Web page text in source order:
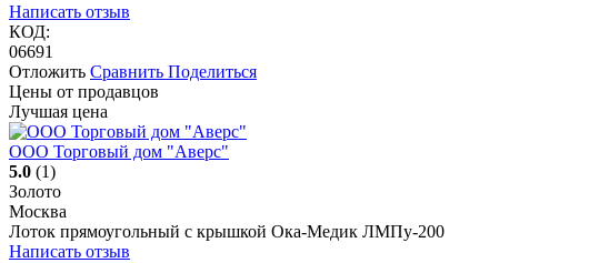
Написать отзыв
КОД:
06691
Отложить Сравнить Поделиться
Цены от продавцов
Лучшая цена
ООО Торговый дом "Аверс"
5.0 (1)
Золото
Москва
Лоток прямоугольный с крышкой Ока-Медик ЛМПу-200
Написать отзыв